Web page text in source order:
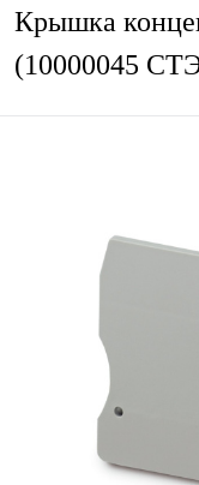
Крышка
(10000045